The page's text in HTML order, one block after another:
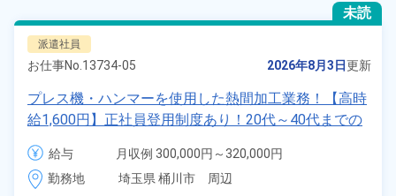
未読
派遣社員
お仕事No. 13734-05 2026年8月3日更新
プレス機・ハンマーを使用した熱間加工業務！【高時
給1,600円】正社員登用制度あり！20代～40代までの
男性活躍中！赴任旅費会社負担！食堂利用可★マイカ
ー通勤可！作業着無償貸与◎《埼玉県桶川市》
給与
月収例 300,000円～320,000円
時給 1,600円～1,600円
勤務地
埼玉県 桶川市　周辺